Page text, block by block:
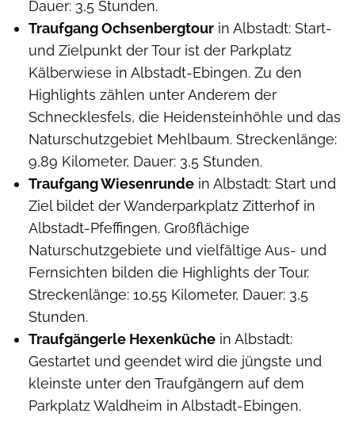
Dauer: 3,5 Stunden.
Traufgang Ochsenbergtour in Albstadt: Start-
und Zielpunkt der Tour ist der Parkplatz
Kälberwiese in Albstadt-Ebingen. Zu den
Highlights zählen unter Anderem der
Schnecklesfels, die Heidensteinhöhle und das
Naturschutzgebiet Mehlbaum. Streckenlänge:
9,89 Kilometer, Dauer: 3,5 Stunden.
Traufgang Wiesenrunde in Albstadt: Start und
Ziel bildet der Wanderparkplatz Zitterhof in
Albstadt-Pfeffingen. Großflächige
Naturschutzgebiete und vielfältige Aus- und
Fernsichten bilden die Highlights der Tour.
Streckenlänge: 10,55 Kilometer, Dauer: 3,5
Stunden.
Traufgängerle Hexenküche in Albstadt:
Gestartet und geendet wird die jüngste und
kleinste unter den Traufgängern auf dem
Parkplatz Waldheim in Albstadt-Ebingen.